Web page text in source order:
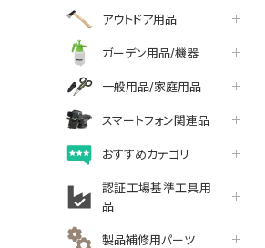
アウトドア用品
ガーデン用品/機器
一般用品/家庭用品
スマートフォン関連品
おすすめカテゴリ
認証工場基準工具用
品
製品補修用パーツ